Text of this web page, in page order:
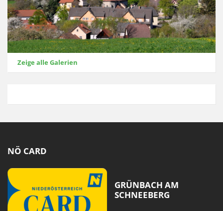
Zeige alle Galerien
NÖ CARD
GRÜNBACH AM
SCHNEEBERG